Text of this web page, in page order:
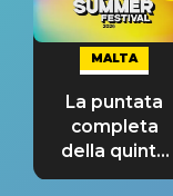
MALTA
La puntata
completa
della quinta
tappa